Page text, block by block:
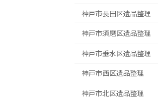
神戸市長田区遺品整理
神戸市須磨区遺品整理
神戸市垂水区遺品整理
神戸市西区遺品整理
神戸市北区遺品整理